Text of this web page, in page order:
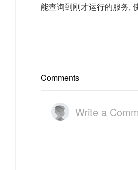
能查询到刚才运行的服务,
Comments
Write a